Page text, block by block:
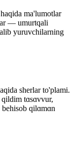
ma'lumotlar
— umurtqali
yuruvchilarning
sherlar to'plami.
tɑsɑvvur,
qilɑmɑn